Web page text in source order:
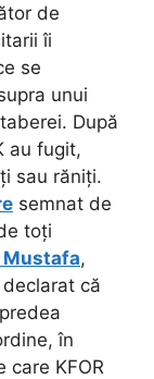
de
îi
se
unui
După
au fugit,
sau răniți.
semnat de
toți
Mustafa,
declarat că
în
care KFOR